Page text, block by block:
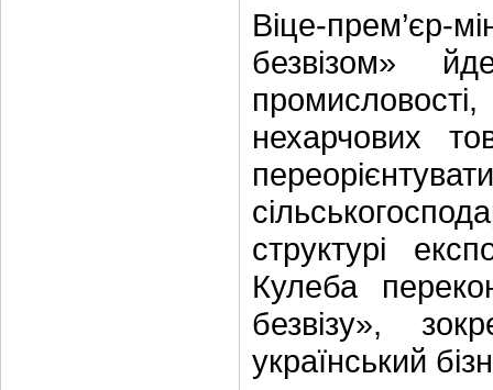
Віце-прем’єр-
безвізом»
нехарчових
структурі
Кулеба
безвізу»,
український